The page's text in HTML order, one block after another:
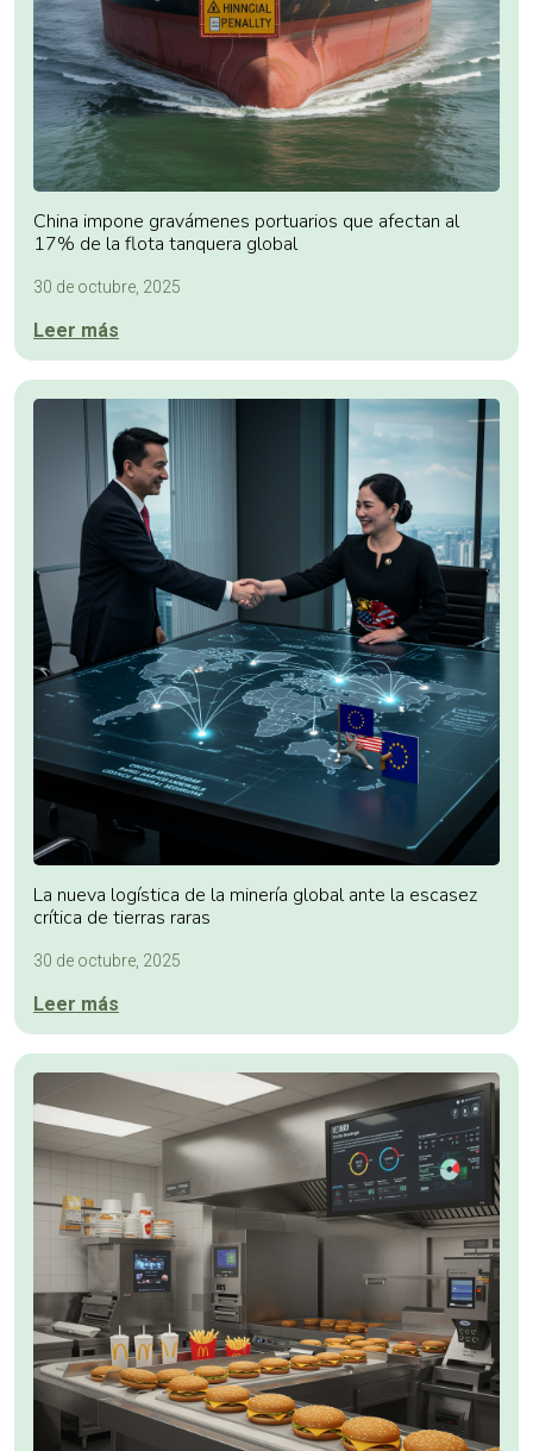
China impone gravámenes portuarios que afectan al
17% de la flota tanquera global
30 de octubre, 2025
Leer más
La nueva logística de la minería global ante la escasez
crítica de tierras raras
30 de octubre, 2025
Leer más